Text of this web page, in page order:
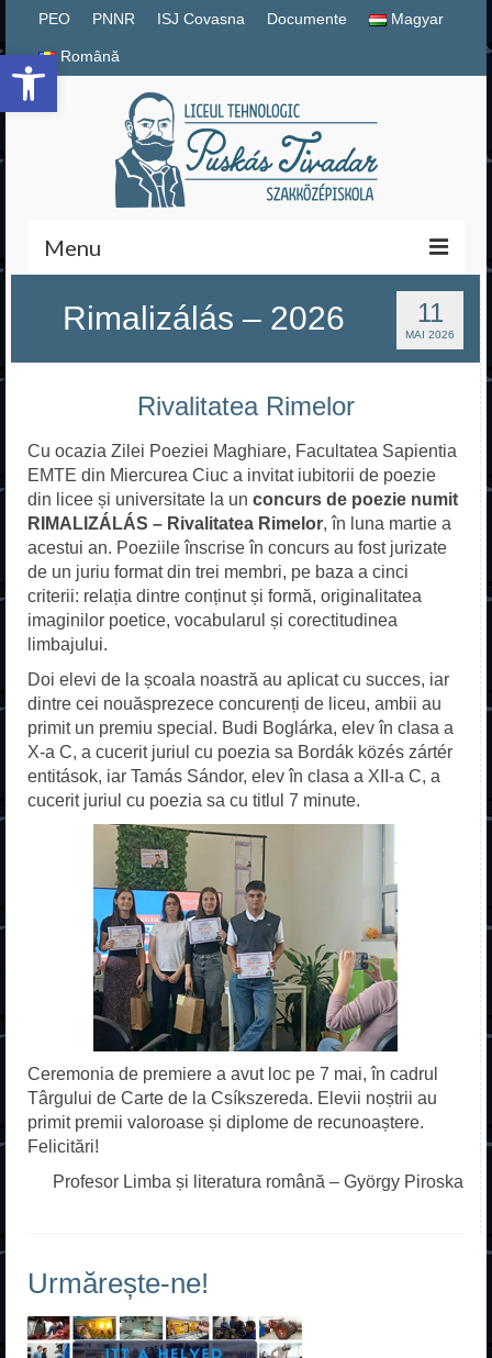
Deschide bara de unelte
PEO PNNR ISJ Covasna Documente Magyar
Română
Menu
Magyar
Documente școlare
Acasă
Despre școală
Fundație
Profesori
Galerie
Contact
Erasmus+
ADMITERE
Frecvență redusă
Școală profesională
Special
Școala de șoferi
Postliceal
11
MAI 2026
Rimalizálás – 2026
Rivalitatea Rimelor
Cu ocazia Zilei Poeziei Maghiare, Facultatea Sapientia
EMTE din Miercurea Ciuc a invitat iubitorii de poezie
din licee și universitate la un concurs de poezie numit
RIMALIZÁLÁS – Rivalitatea Rimelor, în luna martie a
acestui an. Poeziile înscrise în concurs au fost jurizate
de un juriu format din trei membri, pe baza a cinci
criterii: relația dintre conținut și formă, originalitatea
imaginilor poetice, vocabularul și corectitudinea
limbajului.
Doi elevi de la școala noastră au aplicat cu succes, iar
dintre cei nouăsprezece concurenți de liceu, ambii au
primit un premiu special. Budi Boglárka, elev în clasa a
X-a C, a cucerit juriul cu poezia sa Bordák közés zártér
entitások, iar Tamás Sándor, elev în clasa a XII-a C, a
cucerit juriul cu poezia sa cu titlul 7 minute.
Ceremonia de premiere a avut loc pe 7 mai, în cadrul
Târgului de Carte de la Csíkszereda. Elevii noștrii au
primit premii valoroase și diplome de recunoaștere.
Felicitări!
Profesor Limba și literatura română – György Piroska
Urmărește-ne!